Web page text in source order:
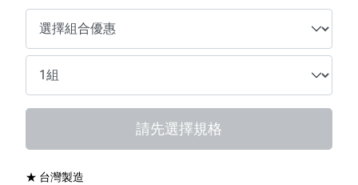
關於優品
會員權益
會員中心
特色服務
請先選擇規格
★ 台灣製造